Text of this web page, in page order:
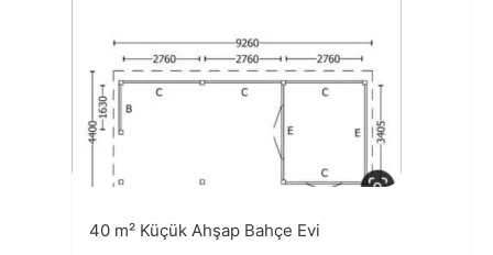
40 m² Küçük Ahşap Bahçe Evi